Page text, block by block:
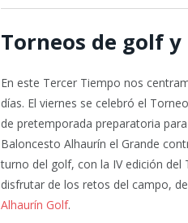
Torneos de golf
En este Tercer Tiempo nos
días. El viernes se celebró el
de pretemporada preparatoria
Baloncesto Alhaurín el Grande
turno del golf, con la IV edición del
disfrutar de los retos del campo,
Alhaurín Golf.